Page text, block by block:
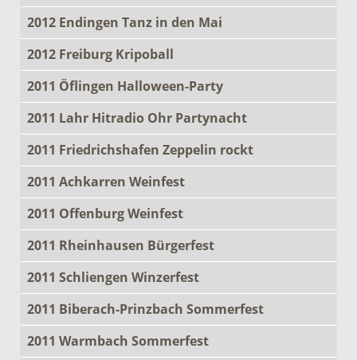
2012 Endingen Tanz in den Mai
2012 Freiburg Kripoball
2011 Öflingen Halloween-Party
2011 Lahr Hitradio Ohr Partynacht
2011 Friedrichshafen Zeppelin rockt
2011 Achkarren Weinfest
2011 Offenburg Weinfest
2011 Rheinhausen Bürgerfest
2011 Schliengen Winzerfest
2011 Biberach-Prinzbach Sommerfest
2011 Warmbach Sommerfest